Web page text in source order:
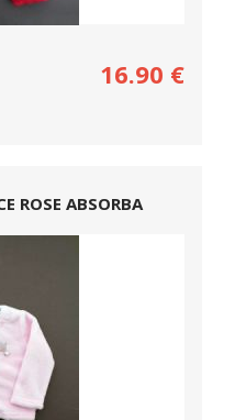
16.90 €
ROSE ABSORBA